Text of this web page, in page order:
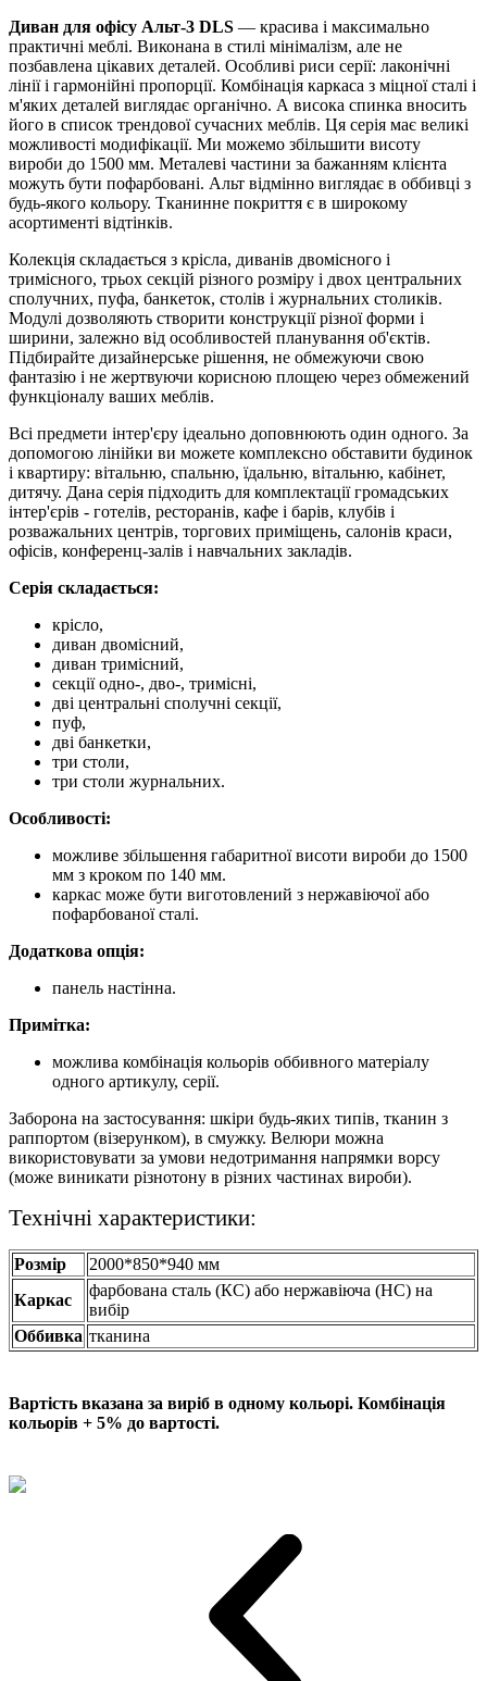
Диван для офісу Альт-3 DLS — красива і максимально
практичні меблі. Виконана в стилі мінімалізм, але не
позбавлена ​​цікавих деталей. Особливі риси серії: лаконічні
лінії і гармонійні пропорції. Комбінація каркаса з міцної сталі і
м'яких деталей виглядає органічно. А висока спинка вносить
його в список трендової сучасних меблів. Ця серія має великі
можливості модифікації. Ми можемо збільшити висоту
вироби до 1500 мм. Металеві частини за бажанням клієнта
можуть бути пофарбовані. Альт відмінно виглядає в оббивці з
будь-якого кольору. Тканинне покриття є в широкому
асортименті відтінків.
Колекція складається з крісла, диванів двомісного і
тримісного, трьох секцій різного розміру і двох центральних
сполучних, пуфа, банкеток, столів і журнальних столиків.
Модулі дозволяють створити конструкції різної форми і
ширини, залежно від особливостей планування об'єктів.
Підбирайте дизайнерське рішення, не обмежуючи свою
фантазію і не жертвуючи корисною площею через обмежений
функціоналу ваших меблів.
Всі предмети інтер'єру ідеально доповнюють один одного. За
допомогою лінійки ви можете комплексно обставити будинок
і квартиру: вітальню, спальню, їдальню, вітальню, кабінет,
дитячу. Дана серія підходить для комплектації громадських
інтер'єрів - готелів, ресторанів, кафе і барів, клубів і
розважальних центрів, торгових приміщень, салонів краси,
офісів, конференц-залів і навчальних закладів.
Серія складається:
крісло,
диван двомісний,
диван тримісний,
секції одно-, дво-, тримісні,
дві центральні сполучні секції,
пуф,
дві банкетки,
три столи,
три столи журнальних.
Особливості:
можливе збільшення габаритної висоти вироби до 1500
мм з кроком по 140 мм.
каркас може бути виготовлений з нержавіючої або
пофарбованої сталі.
Додаткова опція:
панель настінна.
Примітка:
можлива комбінація кольорів оббивного матеріалу
одного артикулу, серії.
Заборона на застосування: шкіри будь-яких типів, тканин з
раппортом (візерунком), в смужку. Велюри можна
використовувати за умови недотримання напрямки ворсу
(може виникати різнотону в різних частинах вироби).
Технічні характеристики:
Розмір
2000*850*940 мм
Каркас
фарбована сталь (КС) або нержавіюча (НС) на
вибір
Оббивка тканина
Вартість вказана за виріб в одному кольорі. Комбінація
кольорів + 5% до вартості.